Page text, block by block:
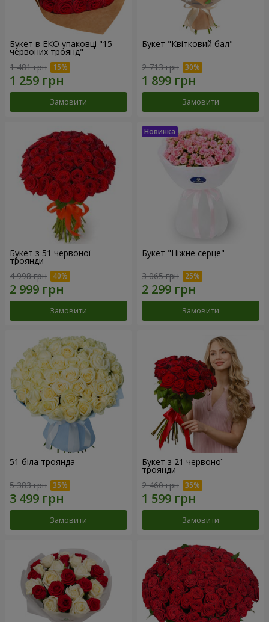
Букет в ЕКО упаковці "15
червоних троянд"
1 481 грн
Замовити
Букет "Квітковий бал"
2 713 грн
Замовити
Букет з 51 червоної
троянди
4 998 грн
Замовити
Букет "Ніжне серце"
3 065 грн
Замовити
51 біла троянда
5 383 грн
Замовити
Букет з 21 червоної
троянди
2 460 грн
Замовити